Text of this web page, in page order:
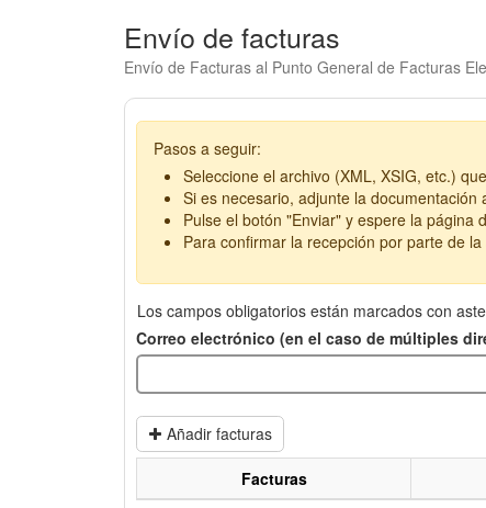
Envío de facturas
Envío de Facturas al Punto General de Facturas
Pasos a seguir:
Seleccione el archivo (XML, XSIG, etc.)
Si es necesario, adjunte la documentación
Pulse el botón "Enviar" y espere la página
Para confirmar la recepción por parte de
Los campos obligatorios están marcados con
Correo electrónico (en el caso de múltiples
Añadir facturas
Facturas